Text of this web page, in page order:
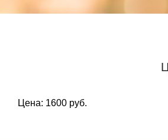
Цена: 1600 руб.